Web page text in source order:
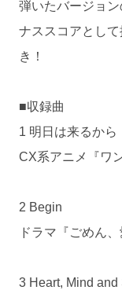
弾いたバージョ
ナススコアとし
き！
■収録曲
1 明日は来るから
CX系アニメ『ワ
2 Begin
ドラマ『ごめん
3 Heart, Mind and